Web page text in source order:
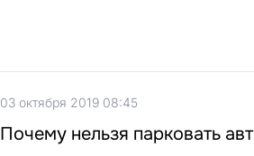
03 октября 2019 08:45
Почему нельзя парковать